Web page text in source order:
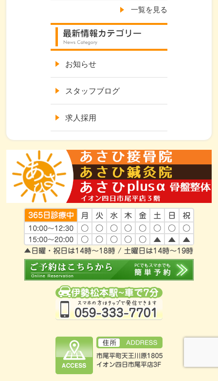
一覧を見る
お知らせ
スタッフブログ
求人採用